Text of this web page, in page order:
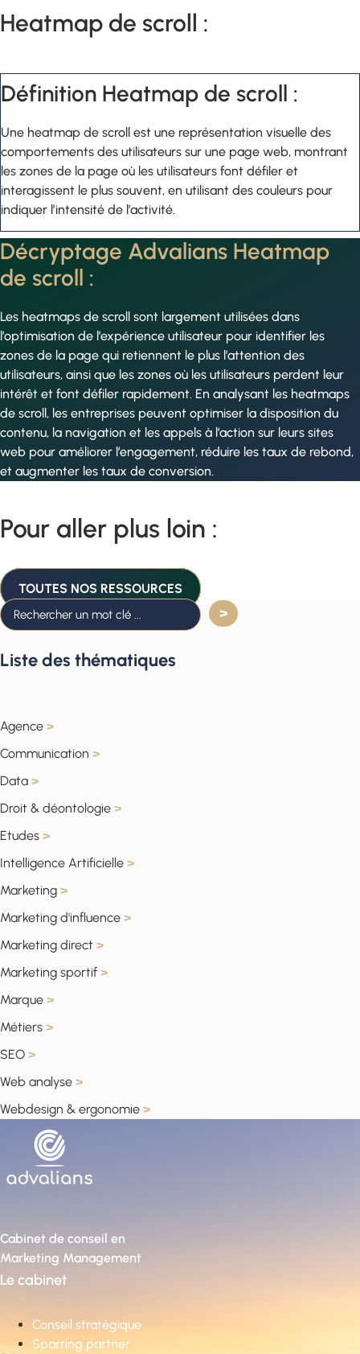
Heatmap de scroll :
Définition Heatmap de scroll :
Une heatmap de scroll est une représentation visuelle des
comportements des utilisateurs sur une page web, montrant
les zones de la page où les utilisateurs font défiler et
interagissent le plus souvent, en utilisant des couleurs pour
indiquer l’intensité de l’activité.
Décryptage Advalians Heatmap
de scroll :
Les heatmaps de scroll sont largement utilisées dans
l’optimisation de l’expérience utilisateur pour identifier les
zones de la page qui retiennent le plus l’attention des
utilisateurs, ainsi que les zones où les utilisateurs perdent leur
intérêt et font défiler rapidement. En analysant les heatmaps
de scroll, les entreprises peuvent optimiser la disposition du
contenu, la navigation et les appels à l’action sur leurs sites
web pour améliorer l’engagement, réduire les taux de rebond,
et augmenter les taux de conversion.
Pour aller plus loin :
TOUTES NOS RESSOURCES
Liste des thématiques
Agence >
Communication >
Data >
Droit & déontologie >
Etudes >
Intelligence Artificielle >
Marketing >
Marketing d'influence >
Marketing direct >
Marketing sportif >
Marque >
Métiers >
SEO >
Web analyse >
Webdesign & ergonomie >
Cabinet de conseil en
Marketing Management
Le cabinet
Conseil stratégique
Sparring partner